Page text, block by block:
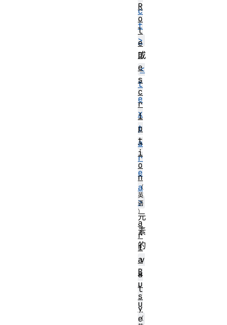
c
t
>
或
<
t
e
x
t
a
r
e
a
>
元
素
的
v
a
l
u
e
R
o
l
e
D
e
s
c
r
i
p
t
i
o
n
a
r
i
a
B
u
s
y